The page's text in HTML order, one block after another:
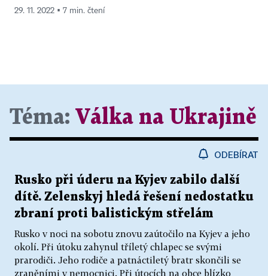
29. 11. 2022 ▪ 7 min. čtení
Téma: Válka na Ukrajině
ODEBÍRAT
Rusko při úderu na Kyjev zabilo další
dítě. Zelenskyj hledá řešení nedostatku
zbraní proti balistickým střelám
Rusko v noci na sobotu znovu zaútočilo na Kyjev a jeho
okolí. Při útoku zahynul tříletý chlapec se svými
prarodiči. Jeho rodiče a patnáctiletý bratr skončili se
zraněními v nemocnici. Při útocích na obce blízko